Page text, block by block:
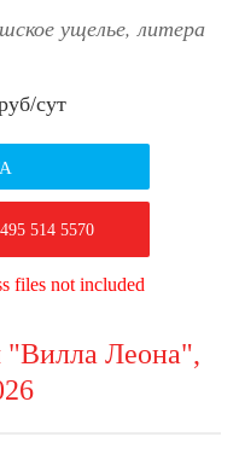
ущелье, литера
сут
514 5570
files not included
"Вилла Леона",